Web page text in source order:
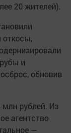
20 жителей).
откосы,
и
обновив
рублей. Из
агентство
—